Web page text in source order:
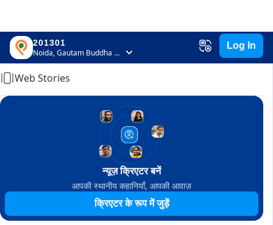
201301
Noida, Gautam Buddha Nagar, Uttar Pradesh
Log In
Home
Web Stories
न्यूज़ क्रिएटर बनें
आपकी स्थानीय कहानियाँ, आपकी आवाज़
क्रिएटर के रूप में जुड़ें